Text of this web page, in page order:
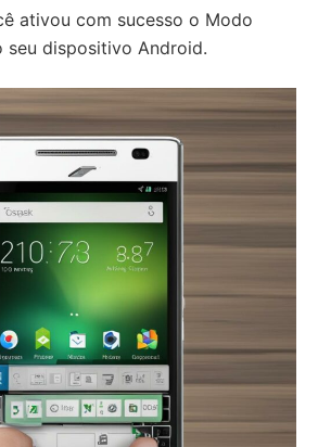
ativou com sucesso o Modo
seu dispositivo Android.